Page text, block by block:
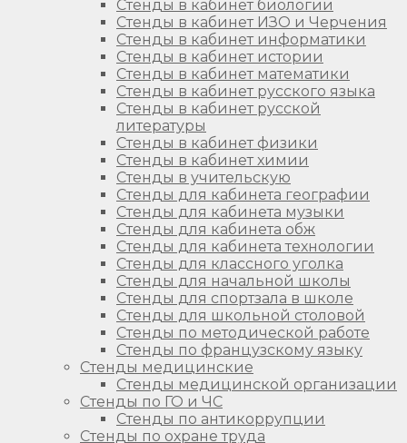
Стенды в кабинет биологии
Стенды в кабинет ИЗО и Черчения
Стенды в кабинет информатики
Стенды в кабинет истории
Стенды в кабинет математики
Стенды в кабинет русского языка
Стенды в кабинет русской
литературы
Стенды в кабинет физики
Стенды в кабинет химии
Стенды в учительскую
Стенды для кабинета географии
Стенды для кабинета музыки
Стенды для кабинета обж
Стенды для кабинета технологии
Стенды для классного уголка
Стенды для начальной школы
Стенды для спортзала в школе
Стенды для школьной столовой
Стенды по методической работе
Стенды по французскому языку
Стенды медицинские
Стенды медицинской организации
Стенды по ГО и ЧС
Стенды по антикоррупции
Стенды по охране труда